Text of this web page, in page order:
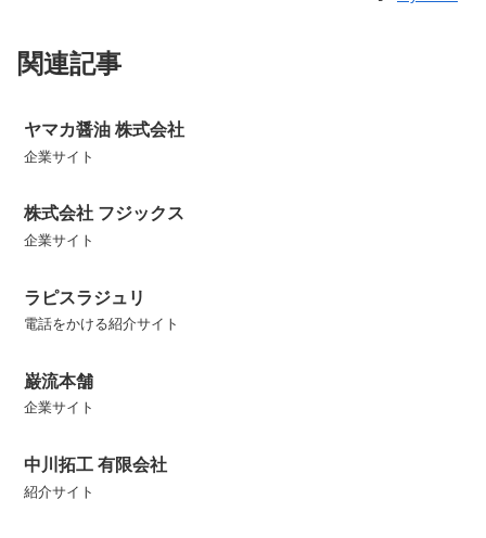
関連記事
ヤマカ醤油 株式会社
企業サイト
株式会社 フジックス
企業サイト
ラピスラジュリ
電話をかける紹介サイト
巌流本舗
企業サイト
中川拓工 有限会社
紹介サイト